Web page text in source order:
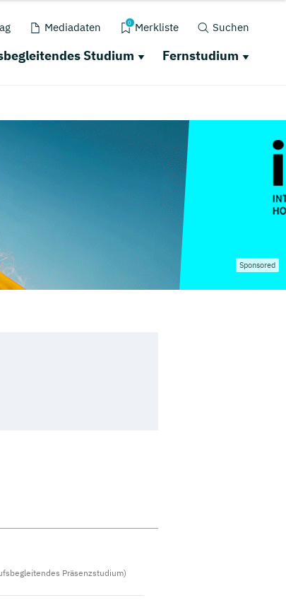
Mediadaten 0 Merkliste Suchen
Studium Fernstudium
Sponsored
Präsenzstudium)